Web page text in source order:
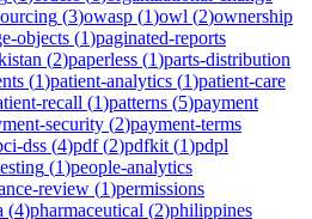
(3)owasp (1)owl (2)ownership
objects (1)paginated-reports
(2)paperless (1)parts-distribution
(1)patient-analytics (1)patient-care
recall (1)patterns (5)payment
security (2)payment-terms
dss (4)pdf(2)pdfkit (1)pdpl
(1)people-analytics
review (1)permissions
(4)pharmaceutical (2)philippines